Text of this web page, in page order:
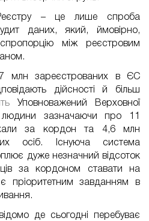
– це лише спроба
даних, який, ймовірно,
між реєстровим
млн зареєстрованих в ЄС
дійсності й більш
Уповноважений Верховної
зазначаючи
про
за кордон та 4,6 млн
осіб. Існуюча система
дуже незначний відсоток
за кордоном ставати на
пріоритетним завданням в
де сьогодні перебуває